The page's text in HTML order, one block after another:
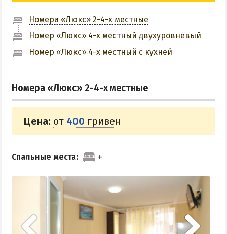
ПРИМОРСК
Цены в Приморске 2026
Развлечения в Приморске
Проезд в Приморск
ОТЕЛИ И БАЗЫ ОТДЫХА ПРИМОРСКА
Ясная поляна
Борисовский спуск
ПРИМОРСКИЙ ПОСАД
Номера «Люкс» 2-4-х местные
Номер «Люкс» 4-х местный двухуровневый
Номер «Люкс» 4-х местный с кухней
Номера «Люкс» 2-4-х местные
Цена: от 400 гривен
Спальные места: